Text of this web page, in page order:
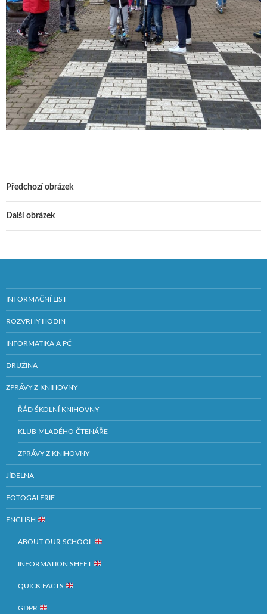
Předchozí obrázek
Další obrázek
INFORMAČNÍ LIST
ROZVRHY HODIN
INFORMATIKA A PČ
DRUŽINA
ZPRÁVY Z KNIHOVNY
ŘÁD ŠKOLNÍ KNIHOVNY
KLUB MLADÉHO ČTENÁŘE
ZPRÁVY Z KNIHOVNY
JÍDELNA
FOTOGALERIE
ENGLISH
ABOUT OUR SCHOOL
INFORMATION SHEET
QUICK FACTS
GDPR